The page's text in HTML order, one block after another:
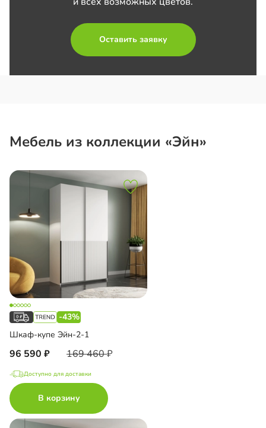
Оставить заявку
Мебель из коллекции «Эйн»
-43%
Шкаф-купе Эйн-2-1
96 590 169 460
Доступно для доставки
В корзину